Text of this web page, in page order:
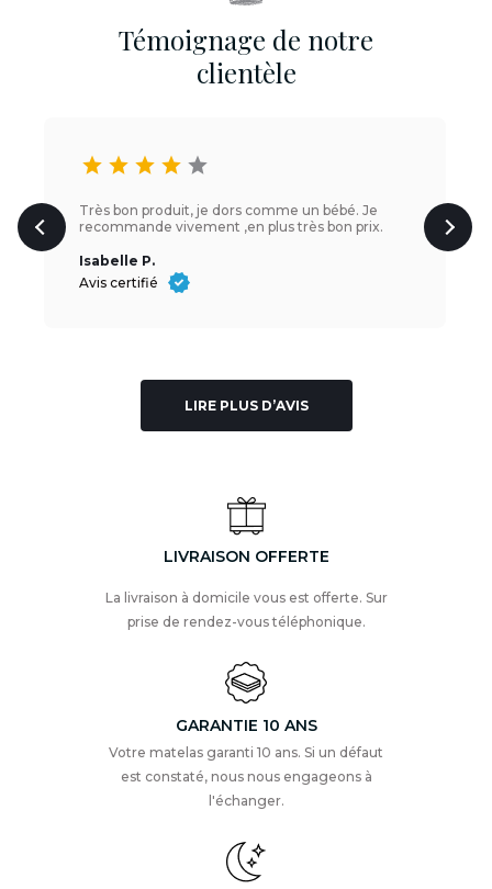
Témoignage de notre
clientèle
star star star star star
Très bon produit, je dors comme un bébé. Je
recommande vivement ,en plus très bon prix.
Isabelle P.
Avis certifié
LIRE PLUS D’AVIS
LIVRAISON OFFERTE
La livraison à domicile vous est offerte. Sur
prise de rendez-vous téléphonique.
GARANTIE 10 ANS
Votre matelas garanti 10 ans. Si un défaut
est constaté, nous nous engageons à
l'échanger.